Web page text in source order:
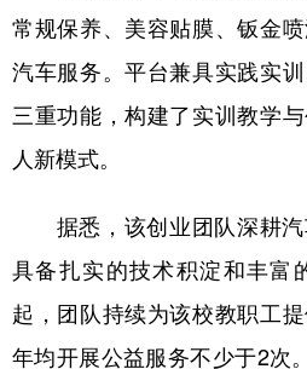
公益 一带一路
文化产业
地方频道
北京 天津
辽宁 吉林
浙江 安徽
常规保养、美容贴膜、钣金
汽车服务。平台兼具实践实
三重功能，构建了实训教学
人新模式。
据悉，该创业团队深耕汽
具备扎实的技术积淀和丰富
起，团队持续为该校教职工
年均开展公益服务不少于2次